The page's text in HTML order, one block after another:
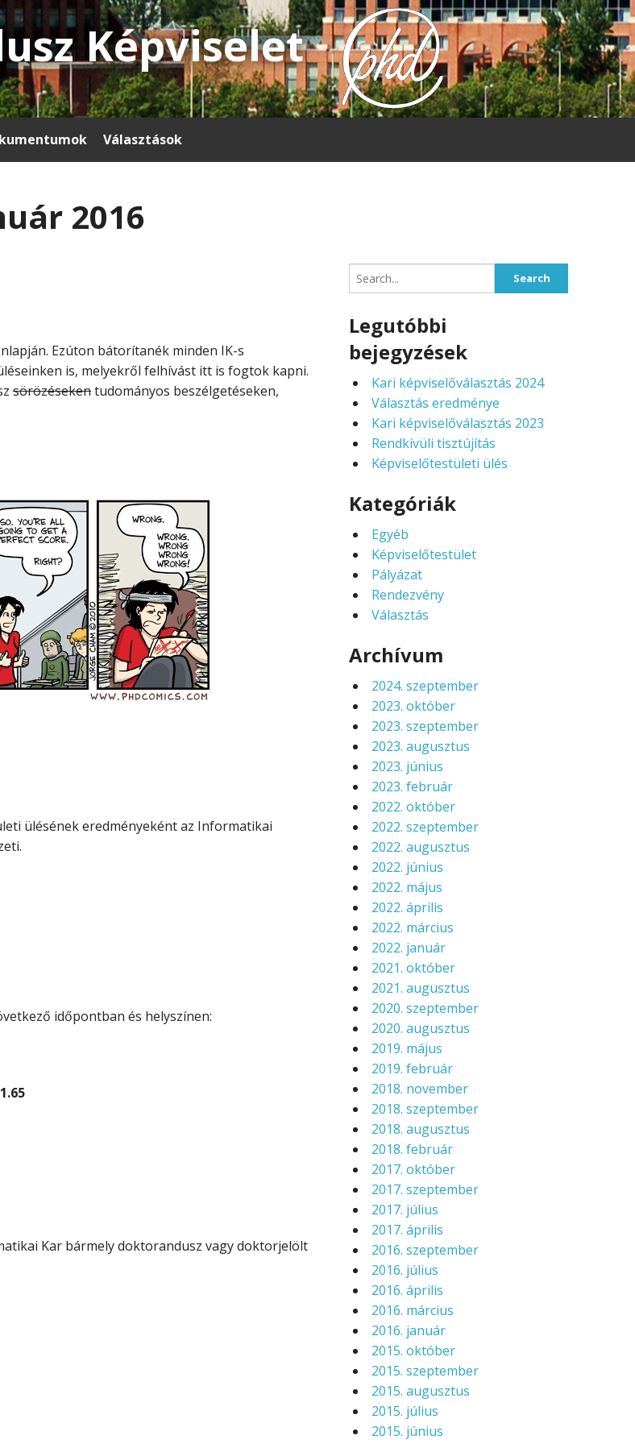
Képviselet
Választások
2016
Ezúton bátorítanék minden IK-s
is, melyekről felhívást itt is fogtok kapni.
sörözésekentudományos beszélgetéseken,
ülésének eredményeként az Informatikai
időpontban és helyszínen:
Kar bármely doktorandusz vagy doktorjelölt
Search
for:
Legutóbbi
bejegyzések
Kari képviselőválasztás 2024
Választás eredménye
Kari képviselőválasztás 2023
Rendkívüli tisztújítás
Képviselőtestületi ülés
Kategóriák
Egyéb
Képviselőtestület
Pályázat
Rendezvény
Választás
Archívum
2024. szeptember
2023. október
2023. szeptember
2023. augusztus
2023. június
2023. február
2022. október
2022. szeptember
2022. augusztus
2022. június
2022. május
2022. április
2022. március
2022. január
2021. október
2021. augusztus
2020. szeptember
2020. augusztus
2019. május
2019. február
2018. november
2018. szeptember
2018. augusztus
2018. február
2017. október
2017. szeptember
2017. július
2017. április
2016. szeptember
2016. július
2016. április
2016. március
2016. január
2015. október
2015. szeptember
2015. augusztus
2015. július
2015. június